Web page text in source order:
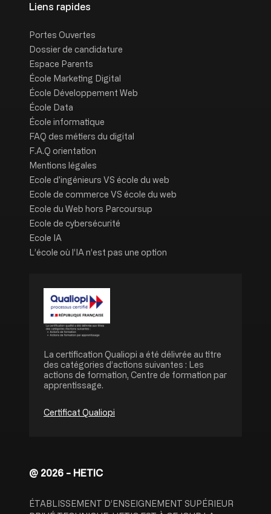
Liens rapides
Portes Ouvertes
Dossier de candidature
Espace Parents
École Marketing Digital
École Développement Web
École Data
École informatique
FAQ des métiers du digital
F.A.Q orientation
Mentions légales
Ecole d'ingénieurs VS école du web
Ecole de commerce VS école du web
Ecole du Web hors Parcoursup
Ecole de cybersécurité
Ecole IA
L’école où l’IA n’est pas une option
Image
La certification Qualiopi a été délivrée au titre
des catégories d’actions suivantes : Les
actions de formation, Centre de formation par
apprentissage.
Certificat Qualiopi
@ 2026 - HETIC
ÉTABLISSEMENT D’ENSEIGNEMENT SUPÉRIEUR